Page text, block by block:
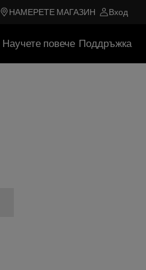
НАМЕРЕТЕ МАГАЗИН Вход
Научете повече Поддръжка